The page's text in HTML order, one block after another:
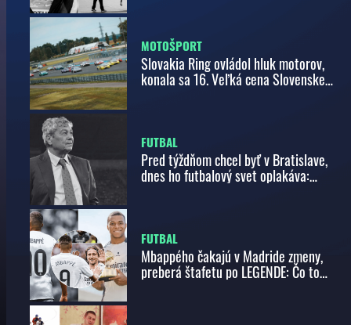
MOTOŠPORT
Slovakia Ring ovládol hluk motorov,
konala sa 16. Veľká cena Slovenskej
FUTBAL
Pred týždňom chcel byť v Bratislave,
dnes ho futbalový svet oplakáva:
FUTBAL
Mbappého čakajú v Madride zmeny,
preberá štafetu po LEGENDE: Čo to